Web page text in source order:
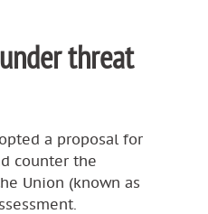
threat
a proposal for
counter the
Union (known as